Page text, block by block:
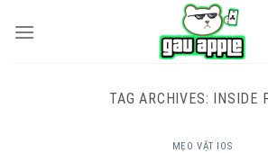
TAG ARCHIVES: INSIDE
MẸO VẶT IOS